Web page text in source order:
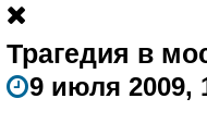
Трагедия в
9 июля 2009,